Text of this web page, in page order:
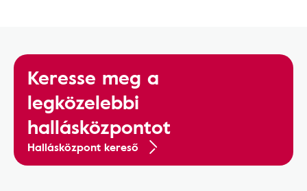
Keresse meg a
legközelebbi
hallásközpontot
Hallásközpont kereső